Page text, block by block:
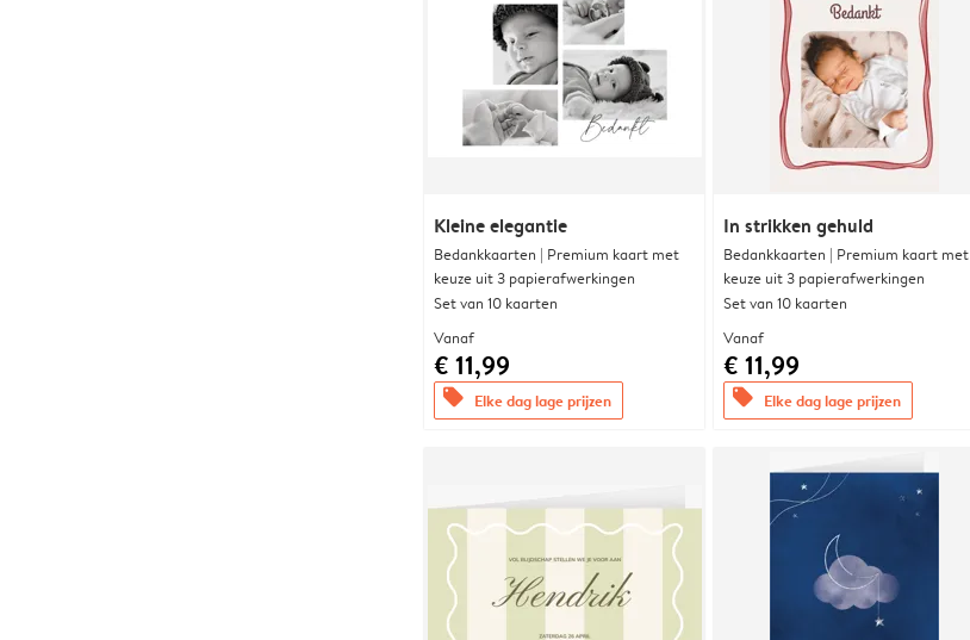
Kleine elegantie
Bedankkaarten | Premium kaart met
keuze uit 3 papierafwerkingen
Set van 10 kaarten
Vanaf
€ 11,99
offers Elke dag lage prijzen
In strikken gehuld
Bedankkaarten | Premium kaart met
keuze uit 3 papierafwerkingen
Set van 10 kaarten
Vanaf
€ 11,99
offers Elke dag lage prijzen